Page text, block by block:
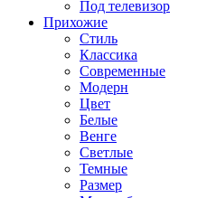
Под телевизор
Прихожие
Стиль
Классика
Современные
Модерн
Цвет
Белые
Венге
Светлые
Темные
Размер